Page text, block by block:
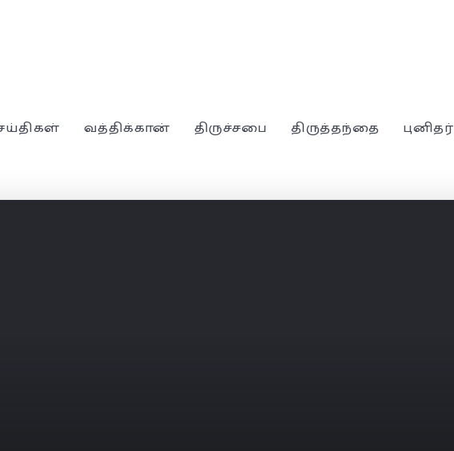
வத்திக்கான் திருச்சபை திருத்தந்தை புனிதர்